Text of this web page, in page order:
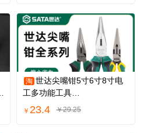
淘 世达尖嘴钳5寸6寸8寸电
工多功能工具
05511/05512/05513家用尖
头钳
￥ 23.4 ￥29.25